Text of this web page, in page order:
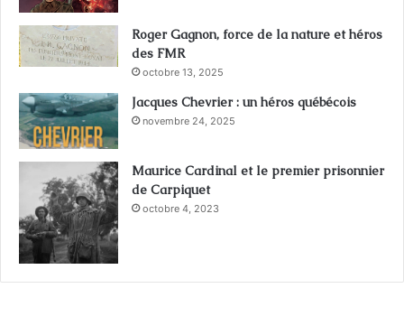
Roger Gagnon, force de la nature et héros
des FMR
octobre 13, 2025
Jacques Chevrier : un héros québécois
novembre 24, 2025
Maurice Cardinal et le premier prisonnier
de Carpiquet
octobre 4, 2023